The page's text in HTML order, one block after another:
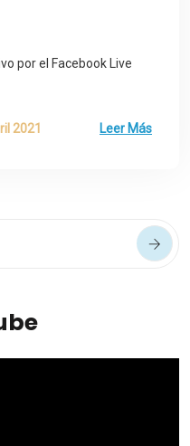
por el Facebook Live
2021 Leer Más